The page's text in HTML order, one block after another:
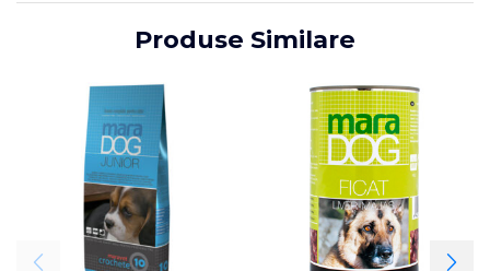
Produse Similare